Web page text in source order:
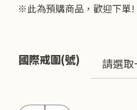
※此為預購商品，歡迎下單!
國際戒圍(號)